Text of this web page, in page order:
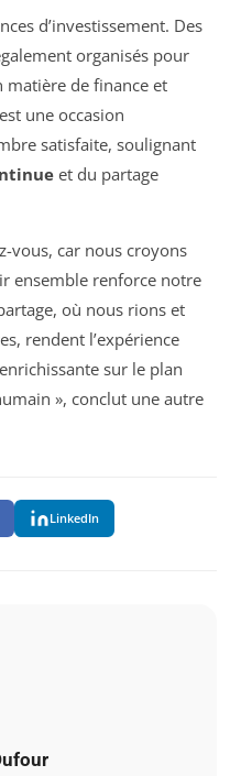
d’investissement. Des
organisés pour
matière de finance et
une occasion
satisfaite, soulignant
et du partage
vous, car nous croyons
ensemble renforce notre
où nous rions et
rendent l’expérience
sur le plan
», conclut une autre
LinkedIn